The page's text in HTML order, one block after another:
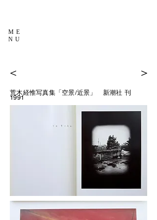
ME
NU
＜ ＞
荒木経惟写真集「空景/近景」 新潮社 刊
1991